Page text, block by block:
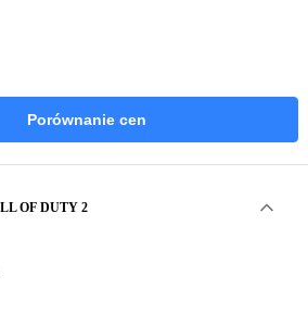
Porównanie cen
OF DUTY 2